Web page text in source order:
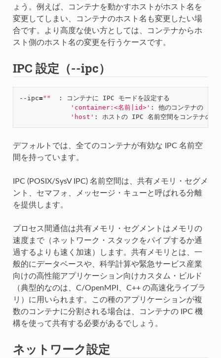
ょう。例えば、コンテナを動かすホストがホスト名を
変更してしまい、コンテナのホスト名も変更したい場
合です。より高度な使い方としては、コンテナからホ
スト側のホスト名の変更を行うケースです。
IPC 設定（--ipc）
--ipc=""
  : コンテナに IPC モードを設定する
'container:<名前|id>' : 他のコンテナの IPC
'host'
デフォルトでは、全てのコンテナが有効な IPC 名前空
間を持っています。
IPC (POSIX/SysV IPC) 名前空間は、共有メモリ・セグメ
ント、セマフォ、メッセージ・キューと呼ばれる分離
を提供します。
プロセス間通信は共有メモリ・セグメントはメモリの
速度まで（ネットワーク・スタックをパイプするか通
過するよりも速く加速）します。共有メモリとは、一
般的にデータベースや、科学計算や緊急サービス産業
向けの高性能アプリケーション向けカスタム・ビルド
（典型的なのは、C/OpenMPI、C++ の高速化ライブラ
リ）に用いられます。この種のアプリケーションが複
数のコンテナに分割される場合は、コンテナの IPC 機
構を使って共有する必要があるでしょう。
ネットワーク設定